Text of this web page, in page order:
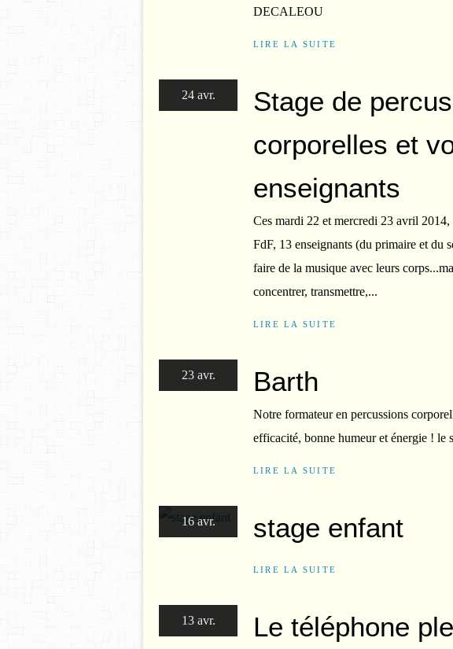
DECALEOU
LIRE LA SUITE
24 avr.
Stage de
corporelles et
enseignants
Ces mardi 22 et mercredi 23 avril
FdF, 13 enseignants (du primaire et du
faire de la musique avec leurs
concentrer, transmettre,...
LIRE LA SUITE
23 avr. Barth
Notre formateur en percussions
efficacité, bonne humeur et énergie ! le
LIRE LA SUITE
16 avr. stage enfant
LIRE LA SUITE
13 avr. Le téléphone